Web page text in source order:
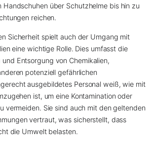
über Schutzhelme bis hin zu
reichen.
Sicherheit spielt auch der Umgang mit
eine wichtige Rolle. Dies umfasst die
Entsorgung von Chemikalien,
potenziell gefährlichen
ausgebildetes Personal weiß, wie mit
ist, um eine Kontamination oder
vermeiden. Sie sind auch mit den geltenden
vertraut, was sicherstellt, dass
die Umwelt belasten.